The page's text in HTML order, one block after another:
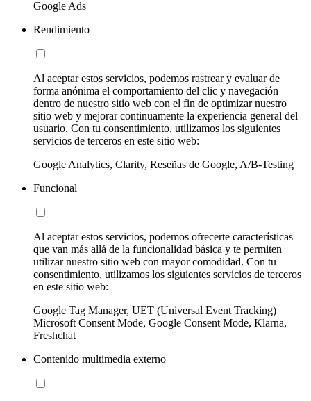
Google Ads
Rendimiento
Al aceptar estos servicios, podemos rastrear y evaluar de
forma anónima el comportamiento del clic y navegación
dentro de nuestro sitio web con el fin de optimizar nuestro
sitio web y mejorar continuamente la experiencia general del
usuario. Con tu consentimiento, utilizamos los siguientes
servicios de terceros en este sitio web:
Google Analytics, Clarity, Reseñas de Google, A/B-Testing
Funcional
Al aceptar estos servicios, podemos ofrecerte características
que van más allá de la funcionalidad básica y te permiten
utilizar nuestro sitio web con mayor comodidad. Con tu
consentimiento, utilizamos los siguientes servicios de terceros
en este sitio web:
Google Tag Manager, UET (Universal Event Tracking)
Microsoft Consent Mode, Google Consent Mode, Klarna,
Freshchat
Contenido multimedia externo